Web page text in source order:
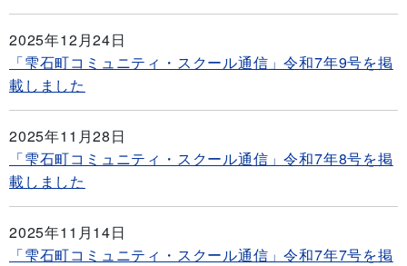
2025年12月24日
「雫石町コミュニティ・スクール通信」令和7年9号を掲
載しました
2025年11月28日
「雫石町コミュニティ・スクール通信」令和7年8号を掲
載しました
2025年11月14日
「雫石町コミュニティ・スクール通信」令和7年7号を掲